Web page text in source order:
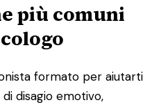
più comuni
formato per aiutarti
disagio emotivo,